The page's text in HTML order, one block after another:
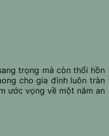
trọng mà còn thổi hồn
cho gia đình luôn tràn
ước vọng về một năm an